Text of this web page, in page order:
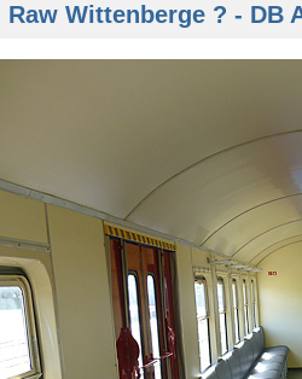
Raw Wittenberge ? - DB